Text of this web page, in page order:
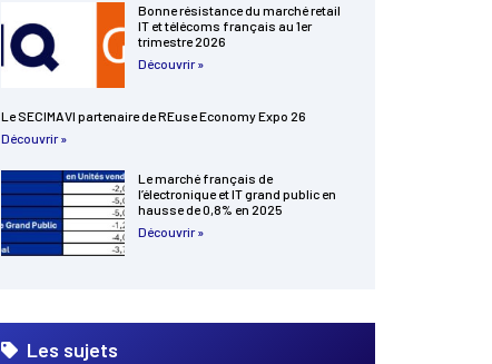
Bonne résistance du marché retail
IT et télécoms français au 1er
trimestre 2026
Découvrir »
Le SECIMAVI partenaire de REuse Economy Expo 26
Découvrir »
Le marché français de
l’électronique et IT grand public en
hausse de 0,8% en 2025
Découvrir »
Les sujets